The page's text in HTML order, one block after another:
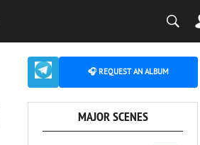
🎧 REQUEST AN ALBUM
MAJOR SCENES